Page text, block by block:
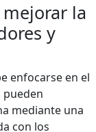
la
y
enfocarse en el
pueden
mediante una
con los